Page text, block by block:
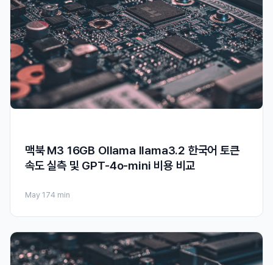
맥북 M3 16GB Ollama llama3.2 한국어 토큰
속도 실측 및 GPT-4o-mini 비용 비교
May 174 min